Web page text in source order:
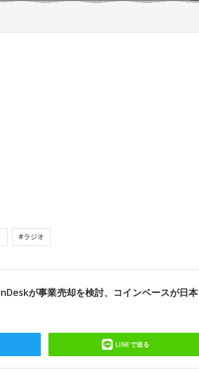
#ラジオ
が事業売却を検討、コインベースが日本
LINEで送る